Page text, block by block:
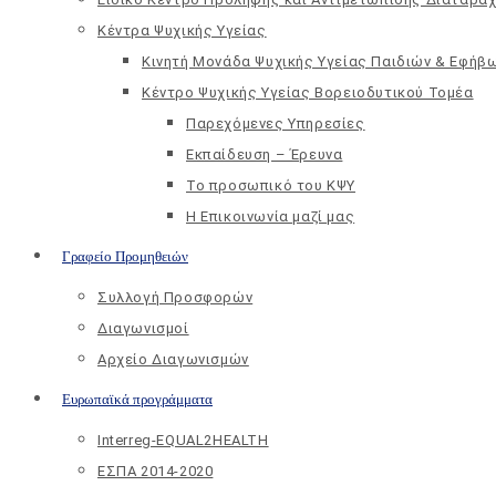
Κέντρα Ψυχικής Υγείας
Κινητή Μονάδα Ψυχικής Υγείας Παιδιών &
Kέντρο Ψυχικής Υγείας Βορειοδυτικού Τομέα
Παρεχόμενες Υπηρεσίες
Εκπαίδευση – Έρευνα
Το προσωπικό του ΚΨΥ
Η Επικοινωνία μαζί μας
Γραφείο Προμηθειών
Συλλογή Προσφορών
Διαγωνισμοί
Αρχείο Διαγωνισμών
Ευρωπαϊκά προγράμματα
Interreg-EQUAL2HEALTH
ΕΣΠΑ 2014-2020